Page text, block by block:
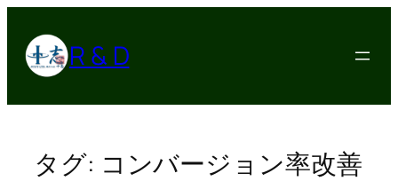
キ
R & D
タグ: コンバージョン率改善